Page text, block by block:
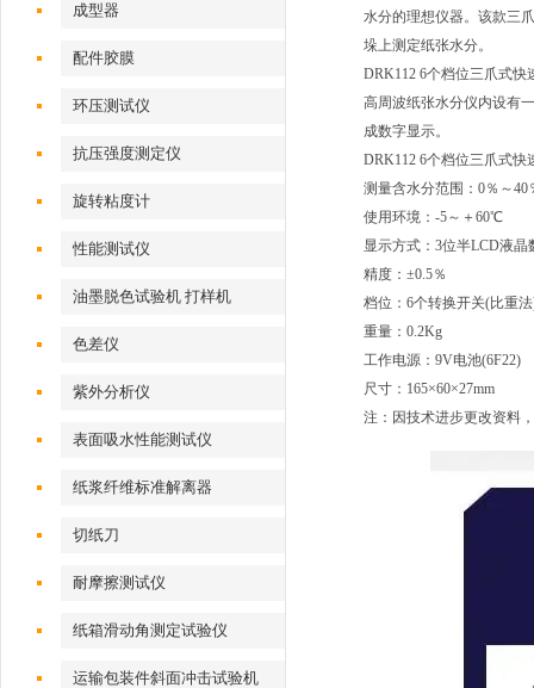
成型器
配件胶膜
环压测试仪
抗压强度测定仪
旋转粘度计
性能测试仪
油墨脱色试验机 打样机
色差仪
紫外分析仪
表面吸水性能测试仪
纸浆纤维标准解离器
切纸刀
耐摩擦测试仪
纸箱滑动角测定试验仪
运输包装件斜面冲击试验机
水分的理想仪器。该款三
垛上测定纸张水分。
DRK112 6个档位三爪式
高周波纸张水分仪内设有
成数字显示。
DRK112 6个档位三爪式
测量含水分范围：0％～40
使用环境：-5～＋60℃
显示方式：3位半LCD液晶
精度：±0.5％
档位：6个转换开关(比重
重量：0.2Kg
工作电源：9V电池(6F22)
尺寸：165×60×27mm
注：因技术进步更改资料